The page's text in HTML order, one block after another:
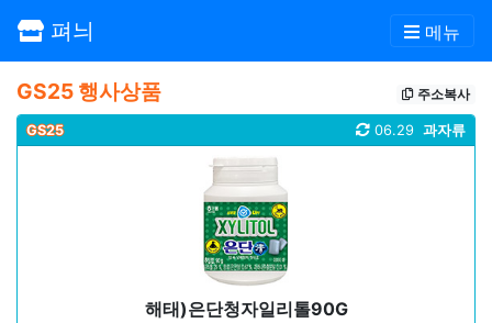
펴늬 메뉴
GS25 행사상품 주소복사
GS25 과자류
06.29
해태)은단청자일리톨90G